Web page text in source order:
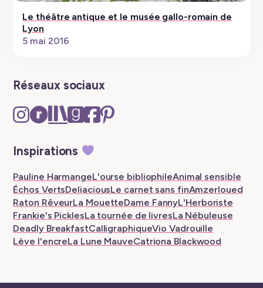
Le théâtre antique et le musée gallo-romain de
Lyon
5 mai 2016
Réseaux sociaux
Instagram
–
tab
Ravelry
–
tab
The
Storygraph
New
Goodreads
–
tab
Facebook
–
Pinterest
Inspirations
Pauline HarmangeL'ourse bibliophileAnimal sensible
Échos VertsDeliaciousLe carnet sans finAmzerloued
Raton RêveurLa MouetteDame FannyL'Herboriste
Frankie's PicklesLa tournée de livresLa Nébuleuse
Deadly BreakfastCalligraphiqueVio Vadrouille
Lève l'encreLa Lune MauveCatriona Blackwood